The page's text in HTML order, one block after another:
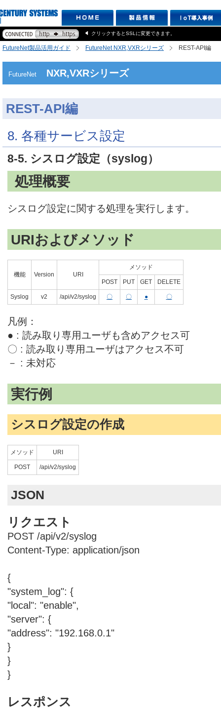
クリックするとSSLに変更できます。
FutureNet製品活用ガイド FutureNet NXR,VXRシリーズ REST-API編
FutureNet NXR,VXRシリーズ
REST-API編
8. 各種サービス設定
8-5. シスログ設定（syslog）
処理概要
シスログ設定に関する処理を実行します。
URIおよびメソッド
機能 Version URI
メソッド
POST PUT GET DELETE
Syslog v2 /api/v2/syslog 〇 〇 ● 〇
凡例：
● : 読み取り専用ユーザも含めアクセス可
〇 : 読み取り専用ユーザはアクセス不可
－ : 未対応
実行例
シスログ設定の作成
メソッド URI
POST /api/v2/syslog
JSON
リクエスト
POST /api/v2/syslog
Content-Type: application/json
{
"system_log": {
"local": "enable",
"server": {
"address": "192.168.0.1"
}
}
}
レスポンス